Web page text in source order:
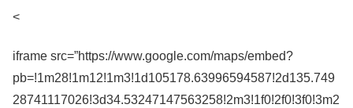
<
iframe src=”https://www.google.com/maps/embed?
pb=!1m28!1m12!1m3!1d105178.63996594587!2d135.749
28741117026!3d34.53247147563258!2m3!1f0!2f0!3f0!3m2